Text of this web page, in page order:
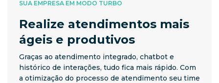
SUA EMPRESA EM MODO TURBO
Realize atendimentos mais
ágeis e produtivos
Graças ao atendimento integrado, chatbot e
histórico de interações, tudo fica mais rápido. Com
a otimização do processo de atendimento seu time